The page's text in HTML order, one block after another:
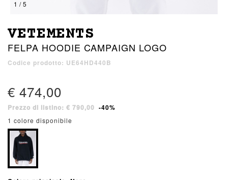
1 / 5
VETEMENTS
FELPA HOODIE CAMPAIGN LOGO
Codice prodotto: UE64HD440B
€ 474,00
Prezzo di listino: € 790,00 -40%
1 colore disponibile